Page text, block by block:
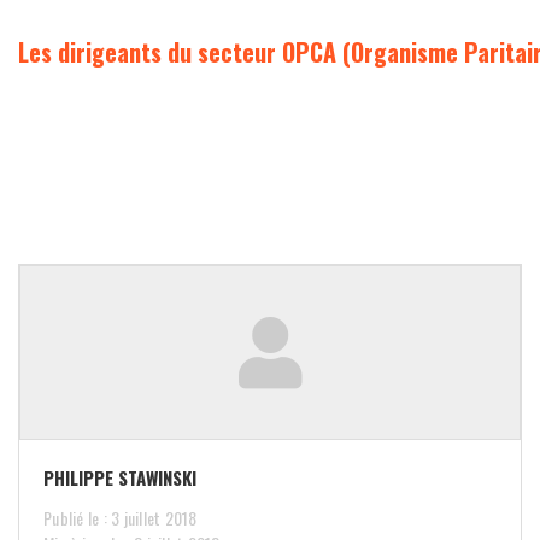
Les dirigeants du secteur OPCA (Organisme
PHILIPPE STAWINSKI
Publié le : 3 juillet 2018